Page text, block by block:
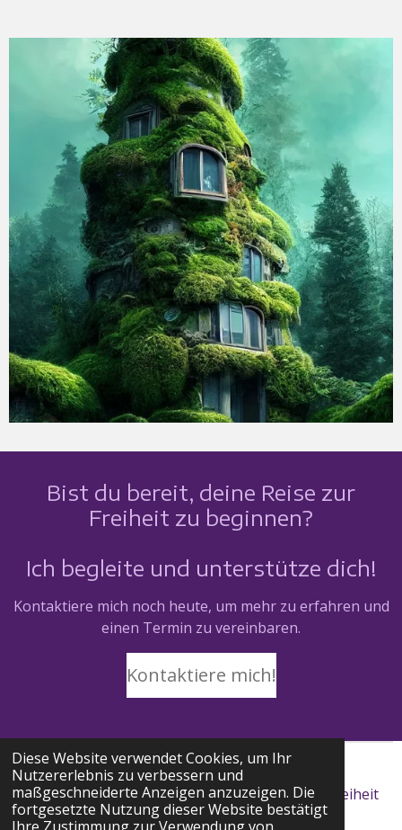
Diese Website verwendet Cookies, um Ihr
Nutzererlebnis zu verbessern und
maßgeschneiderte Anzeigen anzuzeigen. Die
fortgesetzte Nutzung dieser Website bestätigt
Bist du bereit, deine Reise zur
Freiheit zu beginnen?
Ich begleite und unterstütze dich!
Kontaktiere mich noch heute, um mehr zu erfahren und
einen Termin zu vereinbaren.
Kontaktiere mich!
Datenschutzerklärung
© 2024 akasha-wisdom-path, deine Brücke zur Freiheit
Mit Unterstützung vonWebador